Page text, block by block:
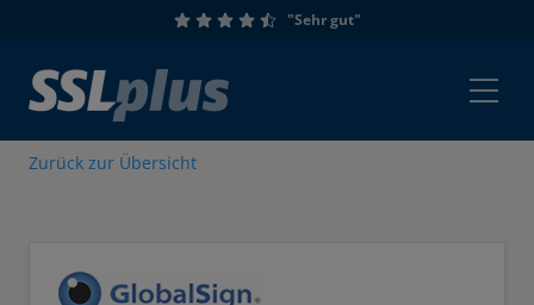
"Sehr gut"
Zurück zur Übersicht